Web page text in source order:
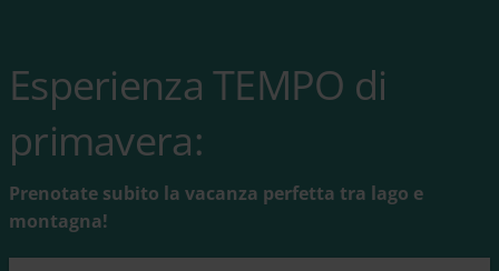
Esperienza TEMPO di
primavera:
Prenotate subito la vacanza perfetta tra lago e
montagna!